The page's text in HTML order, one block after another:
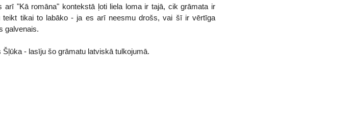
"Kā romāna" kontekstā ļoti liela loma ir tajā, cik grāmata ir
tikai to labāko - ja es arī neesmu drošs, vai šī ir vērtīga
galvenais.
- lasīju šo grāmatu latviskā tulkojumā.